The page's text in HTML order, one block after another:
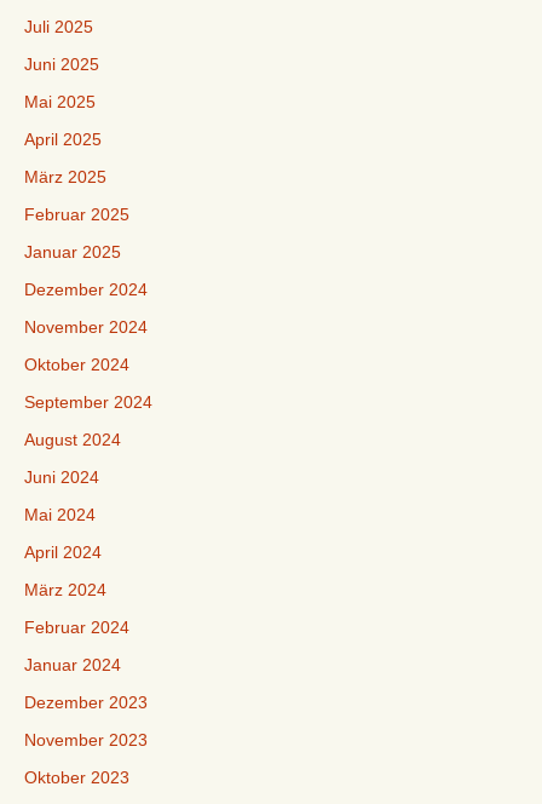
Juli 2025
Juni 2025
Mai 2025
April 2025
März 2025
Februar 2025
Januar 2025
Dezember 2024
November 2024
Oktober 2024
September 2024
August 2024
Juni 2024
Mai 2024
April 2024
März 2024
Februar 2024
Januar 2024
Dezember 2023
November 2023
Oktober 2023